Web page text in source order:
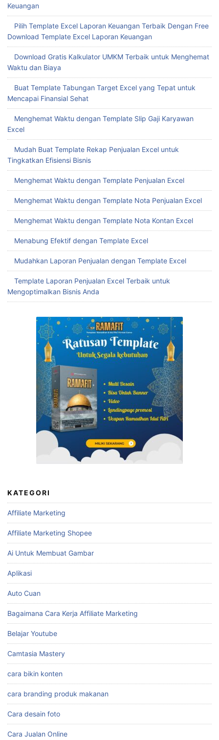
Keuangan
Pilih Template Excel Laporan Keuangan Terbaik Dengan Free
Download Template Excel Laporan Keuangan
Download Gratis Kalkulator UMKM Terbaik untuk Menghemat
Waktu dan Biaya
Buat Template Tabungan Target Excel yang Tepat untuk
Mencapai Finansial Sehat
Menghemat Waktu dengan Template Slip Gaji Karyawan
Excel
Mudah Buat Template Rekap Penjualan Excel untuk
Tingkatkan Efisiensi Bisnis
Menghemat Waktu dengan Template Penjualan Excel
Menghemat Waktu dengan Template Nota Penjualan Excel
Menghemat Waktu dengan Template Nota Kontan Excel
Menabung Efektif dengan Template Excel
Mudahkan Laporan Penjualan dengan Template Excel
Template Laporan Penjualan Excel Terbaik untuk
Mengoptimalkan Bisnis Anda
KATEGORI
Affiliate Marketing
Affiliate Marketing Shopee
Ai Untuk Membuat Gambar
Aplikasi
Auto Cuan
Bagaimana Cara Kerja Affiliate Marketing
Belajar Youtube
Camtasia Mastery
cara bikin konten
cara branding produk makanan
Cara desain foto
Cara Jualan Online